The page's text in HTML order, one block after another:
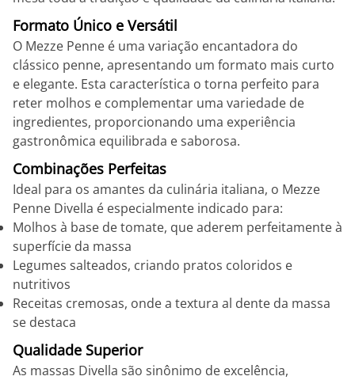
Formato Único e Versátil
O Mezze Penne é uma variação encantadora do
clássico penne, apresentando um formato mais curto
e elegante. Esta característica o torna perfeito para
reter molhos e complementar uma variedade de
ingredientes, proporcionando uma experiência
gastronômica equilibrada e saborosa.
Combinações Perfeitas
Ideal para os amantes da culinária italiana, o Mezze
Penne Divella é especialmente indicado para:
Molhos à base de tomate, que aderem perfeitamente à
superfície da massa
Legumes salteados, criando pratos coloridos e
nutritivos
Receitas cremosas, onde a textura al dente da massa
se destaca
Qualidade Superior
As massas Divella são sinônimo de excelência,